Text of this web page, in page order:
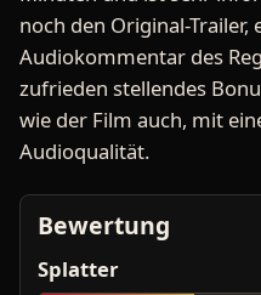
noch den Original-Trailer,
Audiokommentar des
zufrieden stellendes
wie der Film auch, mit
Audioqualität.
Bewertung
Splatter